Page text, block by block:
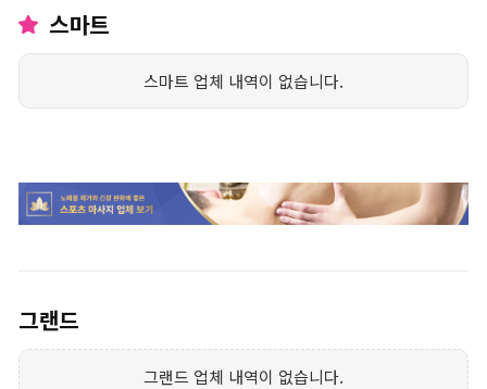
스마트
스마트 업체 내역이 없습니다.
그랜드
그랜드 업체 내역이 없습니다.